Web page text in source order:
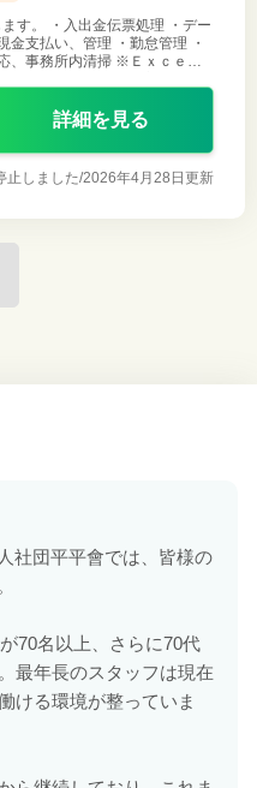
す。 ・入出金伝票処理 ・デー
金支払い、管理 ・勤怠管理 ・
、事務所内清掃 ※Ｅｘｃｅｌ
詳細を見る
止しました/2026年4月28日更新
社団平平會では、皆様の
70名以上、さらに70代
最年長のスタッフは現在
ける環境が整っていま